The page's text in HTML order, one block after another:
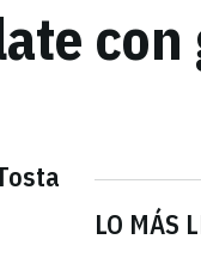
LO MÁS